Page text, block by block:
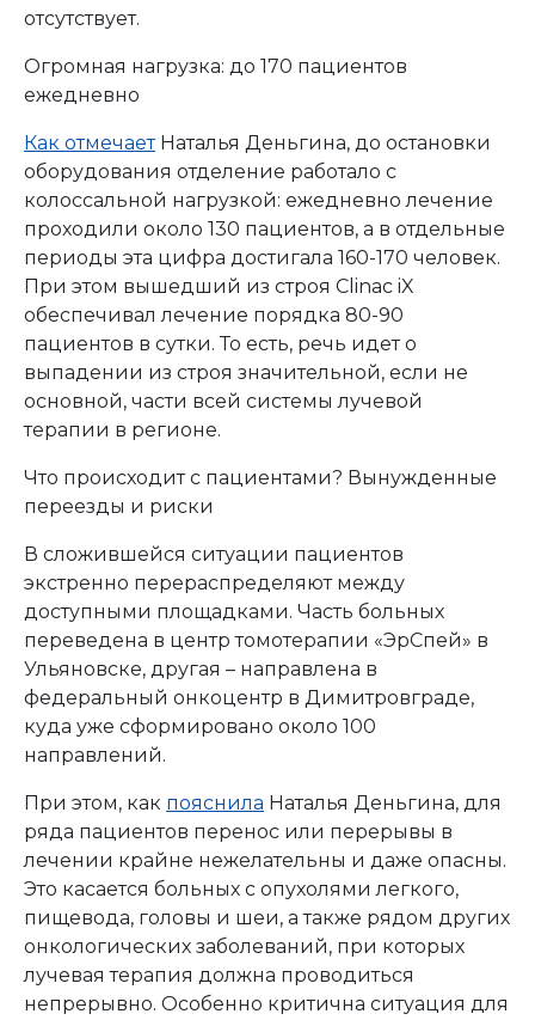
отсутствует.
Огромная нагрузка: до 170 пациентов
ежедневно
Как отмечаетНаталья Деньгина, до остановки
оборудования отделение работало с
колоссальной нагрузкой: ежедневно лечение
проходили около 130 пациентов, а в отдельные
периоды эта цифра достигала 160-170 человек.
При этом вышедший из строя Clinac iX
обеспечивал лечение порядка 80-90
пациентов в сутки. То есть, речь идет о
выпадении из строя значительной, если не
основной, части всей системы лучевой
терапии в регионе.
Что происходит с пациентами? Вынужденные
переезды и риски
В сложившейся ситуации пациентов
экстренно перераспределяют между
доступными площадками. Часть больных
переведена в центр томотерапии «ЭрСпей» в
Ульяновске, другая – направлена в
федеральный онкоцентр в Димитровграде,
куда уже сформировано около 100
направлений.
При этом, как пояснила Наталья Деньгина, для
ряда пациентов перенос или перерывы в
лечении крайне нежелательны и даже опасны.
Это касается больных с опухолями легкого,
пищевода, головы и шеи, а также рядом других
онкологических заболеваний, при которых
лучевая терапия должна проводиться
непрерывно. Особенно критична ситуация для